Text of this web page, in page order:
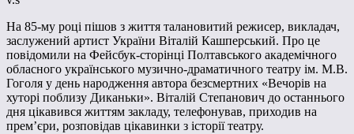
На 85-му році пішов з життя талановитий режисер, викладач,
заслужений артист України Віталій Кашперський. Про це
повідомили на Фейсбук-сторінці Полтавського академічного
обласного українського музично-драматичного театру ім. М.В.
Гоголя у день народження автора безсмертних «Вечорів на
хуторі поблизу Диканьки». Віталій Степанович до останнього
дня цікавився життям закладу, телефонував, приходив на
прем’єри, розповідав цікавинки з історії театру.